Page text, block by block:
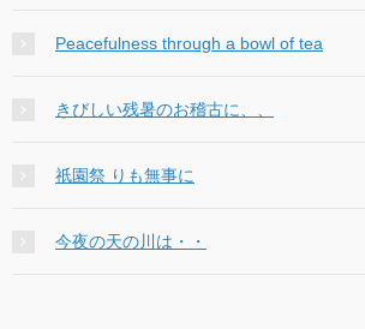
Peacefulness through a bowl of tea
きびしい残暑のお稽古に、、
祇園祭 りも無事に
今夜の天の川は・・